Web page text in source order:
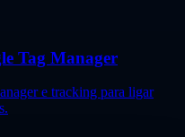
Tag Manager
e tracking para ligar